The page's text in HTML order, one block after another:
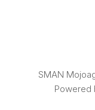
SMAN
Powered